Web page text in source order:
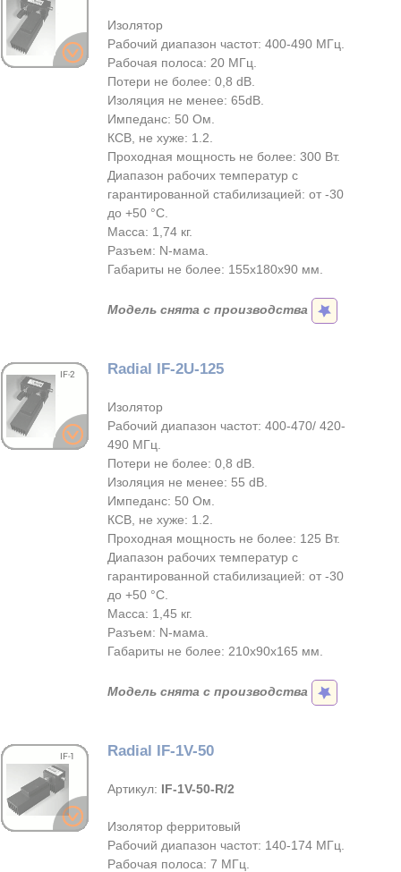
Изолятор
Рабочий диапазон частот: 400-490 МГц.
Рабочая полоса: 20 МГц.
Потери не более: 0,8 dB.
Изоляция не менее: 65dB.
Импеданс: 50 Ом.
КСВ, не хуже: 1.2.
Проходная мощность не более: 300 Вт.
Диапазон рабочих температур с
гарантированной стабилизацией: от -30
до +50 °С.
Масса: 1,74 кг.
Разъем: N-мама.
Габариты не более: 155х180х90 мм.
Модель снята с производства
Radial IF-2U-125
Изолятор
Рабочий диапазон частот: 400-470/ 420-
490 МГц.
Потери не более: 0,8 dB.
Изоляция не менее: 55 dB.
Импеданс: 50 Ом.
КСВ, не хуже: 1.2.
Проходная мощность не более: 125 Вт.
Диапазон рабочих температур с
гарантированной стабилизацией: от -30
до +50 °С.
Масса: 1,45 кг.
Разъем: N-мама.
Габариты не более: 210x90x165 мм.
Модель снята с производства
Radial IF-1V-50
Артикул: IF-1V-50-R/2
Изолятор ферритовый
Рабочий диапазон частот: 140-174 МГц.
Рабочая полоса: 7 МГц.